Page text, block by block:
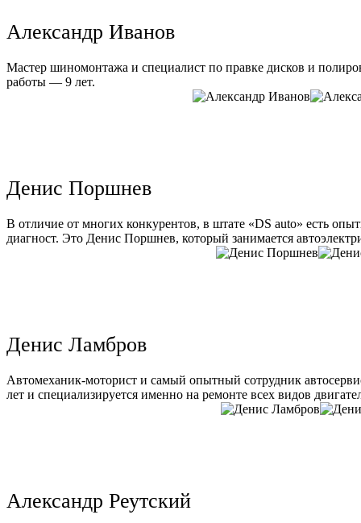
Александр Иванов
Мастер шиномонтажа и специалист по правке дисков и
работы — 9 лет.
Денис Поршнев
В отличие от многих конкурентов, в штате «DS auto» есть
диагност. Это Денис Поршнев, который занимается
Денис Ламбров
Автомеханик-моторист и самый опытный сотрудник
лет и специализируется именно на ремонте всех видов
Александр Реутский